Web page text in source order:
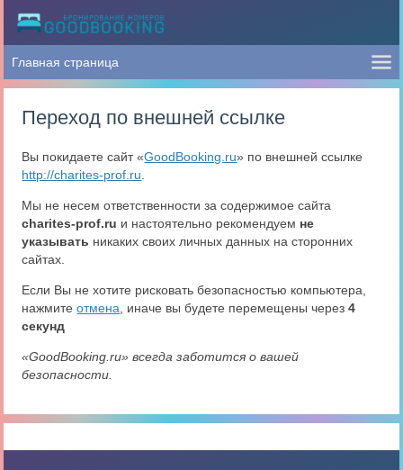
Переход по внешней ссылке
Вы покидаете сайт «GoodBooking.ru» по внешней ссылке
http://charites-prof.ru
Мы не несем ответственности за содержимое сайта
charites-prof.ru и настоятельно рекомендуем не
указывать никаких своих личных данных на сторонних
сайтах.
Если Вы не хотите рисковать безопасностью компьютера,
нажмитеотмена , иначе вы будете перемещены через3
секунд
«GoodBooking.ru» всегда заботится о вашей
безопасности.